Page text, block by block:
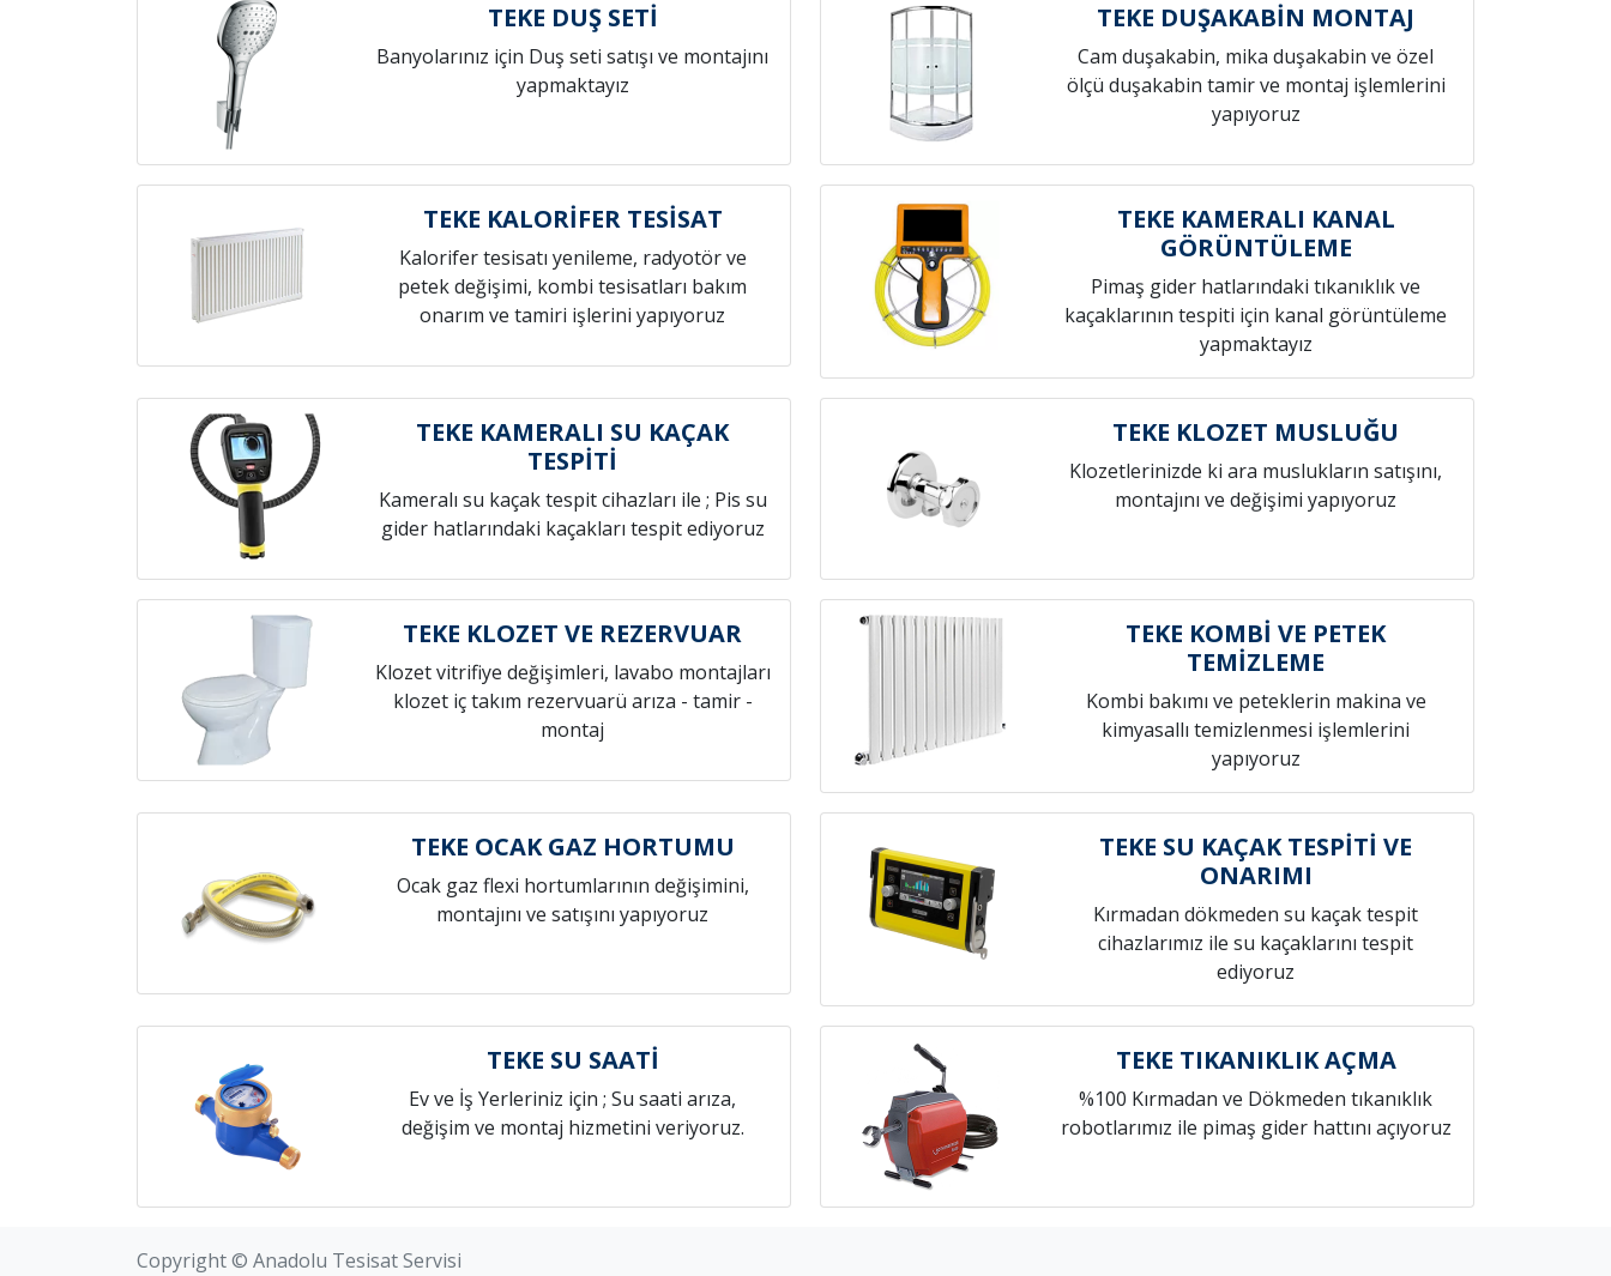
TEKE DUŞ SETİ
Banyolarınız için Duş seti satışı ve montajını
yapmaktayız
TEKE DUŞAKABİN MONTAJ
Cam duşakabin, mika duşakabin ve özel
ölçü duşakabin tamir ve montaj işlemlerini
yapıyoruz
TEKE KALORİFER TESİSAT
Kalorifer tesisatı yenileme, radyotör ve
petek değişimi, kombi tesisatları bakım
onarım ve tamiri işlerini yapıyoruz
TEKE KAMERALI KANAL
GÖRÜNTÜLEME
Pimaş gider hatlarındaki tıkanıklık ve
kaçaklarının tespiti için kanal görüntüleme
yapmaktayız
TEKE KAMERALI SU KAÇAK
TESPİTİ
Kameralı su kaçak tespit cihazları ile ; Pis su
gider hatlarındaki kaçakları tespit ediyoruz
TEKE KLOZET MUSLUĞU
Klozetlerinizde ki ara muslukların satışını,
montajını ve değişimi yapıyoruz
TEKE KLOZET VE REZERVUAR
Klozet vitrifiye değişimleri, lavabo montajları
klozet iç takım rezervuarü arıza - tamir -
montaj
TEKE KOMBİ VE PETEK
TEMİZLEME
Kombi bakımı ve peteklerin makina ve
kimyasallı temizlenmesi işlemlerini
yapıyoruz
TEKE OCAK GAZ HORTUMU
Ocak gaz flexi hortumlarının değişimini,
montajını ve satışını yapıyoruz
TEKE SU KAÇAK TESPİTİ VE
ONARIMI
Kırmadan dökmeden su kaçak tespit
cihazlarımız ile su kaçaklarını tespit
ediyoruz
TEKE SU SAATİ
Ev ve İş Yerleriniz için ; Su saati arıza,
değişim ve montaj hizmetini veriyoruz.
TEKE TIKANIKLIK AÇMA
%100 Kırmadan ve Dökmeden tıkanıklık
robotlarımız ile pimaş gider hattını açıyoruz
Copyright © Anadolu Tesisat Servisi